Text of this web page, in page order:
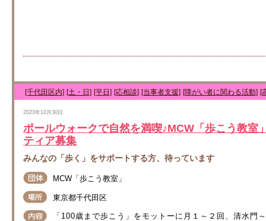
[千代田区内] [土・日] [平日] [応相談] [当事者支援] [障がい者に関わる活動] [
2023年10月30日
ポールウォークで自然を満喫♪MCW「歩こう教室
ティア募集
みんなの「歩く」をサポートする方、待っています
MCW「歩こう教室」
東京都千代田区
「100歳まで歩こう」をモットーに月１～２回、清水